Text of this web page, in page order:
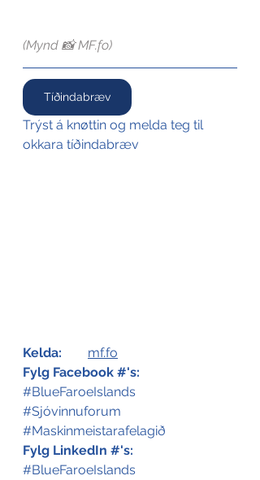
(Mynd 📸 MF.fo)
Tíðindabræv
Trýst á knøttin og melda teg til
okkara tíðindabræv
Kelda:
mf.fo
Fylg Facebook #'s:
#BlueFaroeIslands
#Sjóvinnuforum
#Maskinmeistarafelagið
Fylg LinkedIn #'s:
#BlueFaroeIslands